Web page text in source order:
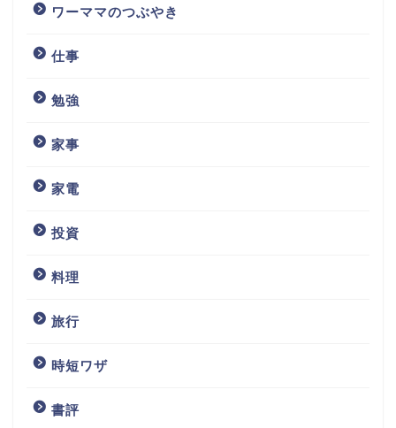
ワーママのつぶやき
仕事
勉強
家事
家電
投資
料理
旅行
時短ワザ
書評